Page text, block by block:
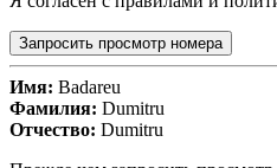
Запросить просмотр номера
Имя: Badareu
Фамилия: Dumitru
Отчество: Dumitru